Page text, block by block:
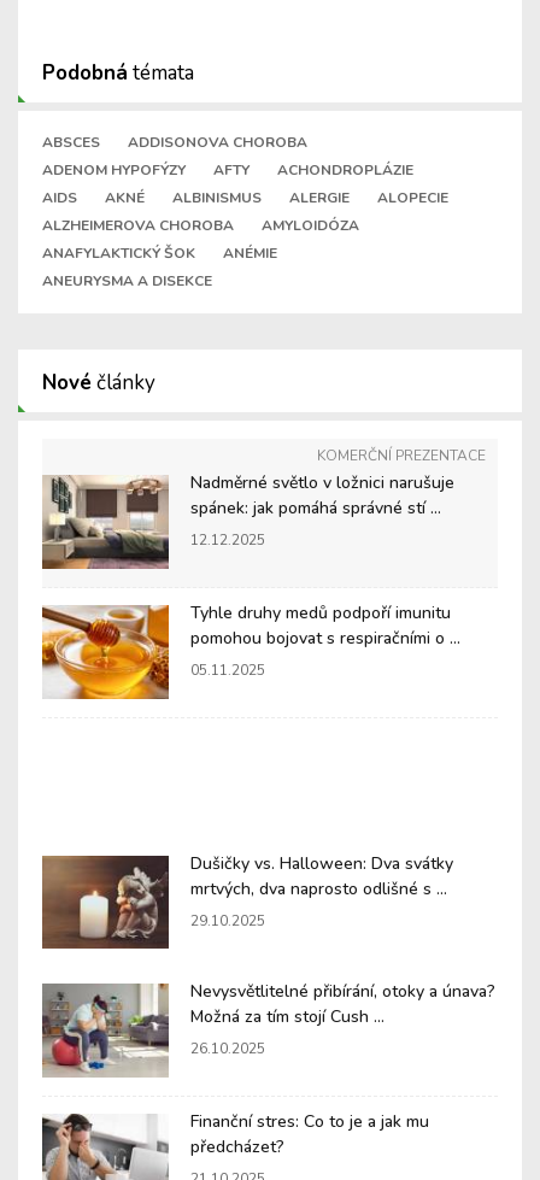
Podobná témata
ABSCES
ADDISONOVA CHOROBA
ADENOM HYPOFÝZY
AFTY
ACHONDROPLÁZIE
AIDS
AKNÉ ALBINISMUS ALERGIE
ALOPECIE
ALZHEIMEROVA CHOROBA
AMYLOIDÓZA
ANAFYLAKTICKÝ ŠOK
ANÉMIE
ANEURYSMA A DISEKCE
Nové články
KOMERČNÍ PREZENTACE
Nadměrné světlo v ložnici narušuje
spánek: jak pomáhá správné stí ...
12.12.2025
Tyhle druhy medů podpoří imunitu
pomohou bojovat s respiračními o ...
05.11.2025
Dušičky vs. Halloween: Dva svátky
mrtvých, dva naprosto odlišné s ...
29.10.2025
Nevysvětlitelné přibírání, otoky a únava?
Možná za tím stojí Cush ...
26.10.2025
Finanční stres: Co to je a jak mu
předcházet?